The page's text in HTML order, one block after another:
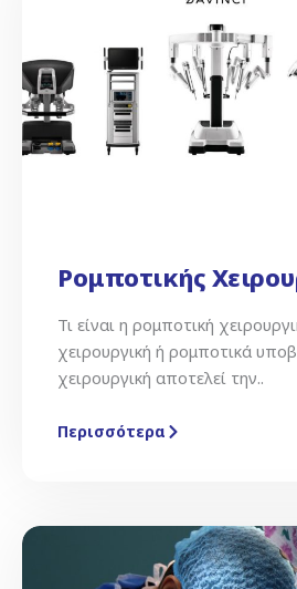
Ρομποτικής
Τι είναι η ρομποτική
χειρουργική ή ρομποτικά
χειρουργική αποτελεί την..
Περισσότερα